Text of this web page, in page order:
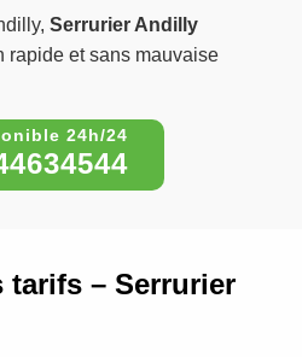
Serrurier Andilly
rapide et sans mauvaise
tarifs – Serrurier